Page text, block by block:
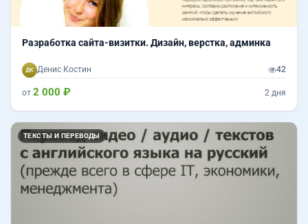
Разработка сайта-визитки. Дизайн, верстка, админка
Денис Костин 42
от 2 000 ₽ 2 дня
ТЕКСТЫ И ПЕРЕВОДЫ